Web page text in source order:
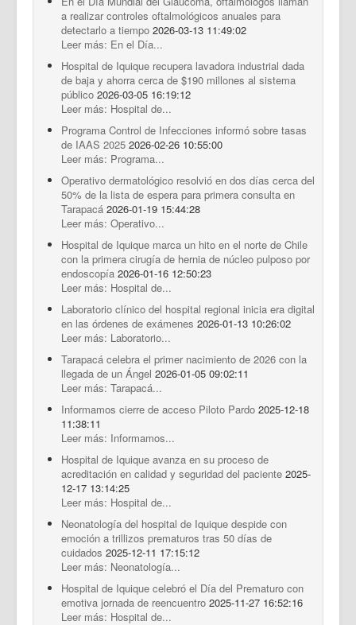
a realizar controles oftalmológicos anuales para
detectarlo a tiempo 2026-03-13 11:49:02
Leer más: En el Día...
Hospital de Iquique recupera lavadora industrial dada
de baja y ahorra cerca de $190 millones al sistema
público 2026-03-05 16:19:12
Leer más: Hospital de...
Programa Control de Infecciones informó sobre tasas
de IAAS 2025 2026-02-26 10:55:00
Leer más: Programa...
Operativo dermatológico resolvió en dos días cerca del
50% de la lista de espera para primera consulta en
Tarapacá 2026-01-19 15:44:28
Leer más: Operativo...
Hospital de Iquique marca un hito en el norte de Chile
con la primera cirugía de hernia de núcleo pulposo por
endoscopía 2026-01-16 12:50:23
Leer más: Hospital de...
Laboratorio clínico del hospital regional inicia era digital
en las órdenes de exámenes 2026-01-13 10:26:02
Leer más: Laboratorio...
Tarapacá celebra el primer nacimiento de 2026 con la
llegada de un Ángel 2026-01-05 09:02:11
Leer más: Tarapacá...
Informamos cierre de acceso Piloto Pardo 2025-12-18
11:38:11
Leer más: Informamos...
Hospital de Iquique avanza en su proceso de
acreditación en calidad y seguridad del paciente 2025-
12-17 13:14:25
Leer más: Hospital de...
Neonatología del hospital de Iquique despide con
emoción a trillizos prematuros tras 50 días de
cuidados 2025-12-11 17:15:12
Leer más: Neonatología...
Hospital de Iquique celebró el Día del Prematuro con
emotiva jornada de reencuentro 2025-11-27 16:52:16
Leer más: Hospital de...